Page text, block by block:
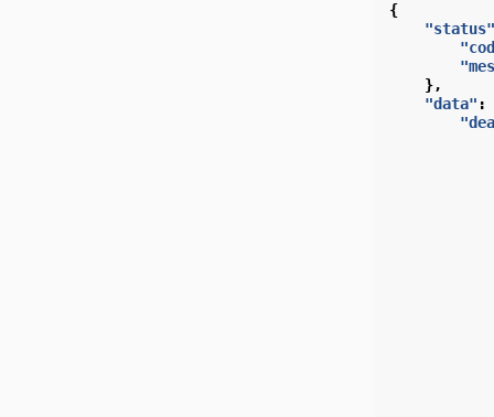
{
"status"
},
"data" :